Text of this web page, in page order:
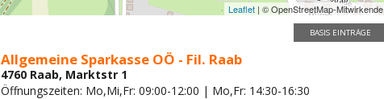
Leaflet | © OpenStreetMap-Mitwirkende
BASIS EINTRÄGE
Allgemeine Sparkasse OÖ - Fil. Raab
4760 Raab, Marktstr 1
Öffnungszeiten: Mo,Mi,Fr: 09:00-12:00 | Mo,Fr: 14:30-16:30